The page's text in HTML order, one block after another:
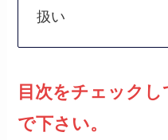
扱い
目次をチェック
で下さい。